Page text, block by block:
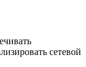
сетевой